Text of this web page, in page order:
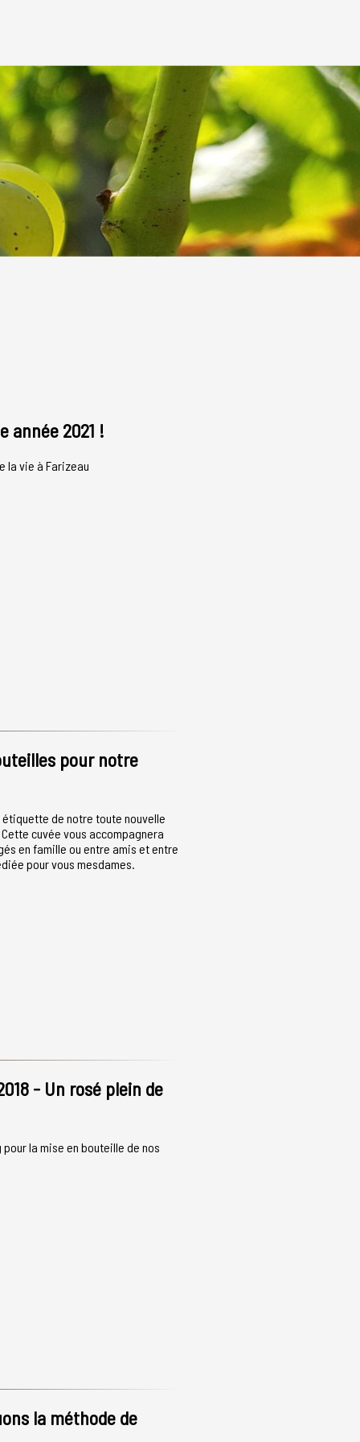
année 2021 !
la vie à Farizeau
pour notre
de notre toute nouvelle
cuvée vous accompagnera
en famille ou entre amis et entre
pour vous mesdames.
- Un rosé plein de
la mise en bouteille de nos
la méthode de